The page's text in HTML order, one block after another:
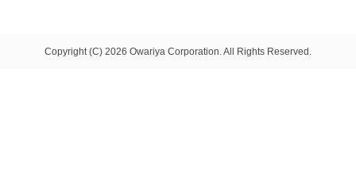
Copyright (C) 2026 Owariya Corporation. All Rights Reserved.